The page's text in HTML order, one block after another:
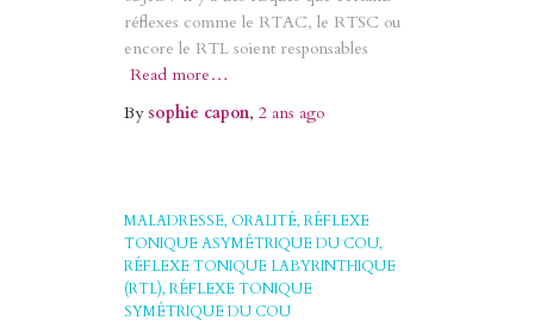
réflexes comme le RTAC, le RTSC ou
encore le RTL soient responsables
Read more…
By sophie capon, 2 ans ago
MALADRESSE ORALITÉ RÉFLEXE
TONIQUE ASYMÉTRIQUE DU COU
RÉFLEXE TONIQUE LABYRINTHIQUE
(RTL) RÉFLEXE TONIQUE
SYMÉTRIQUE DU COU